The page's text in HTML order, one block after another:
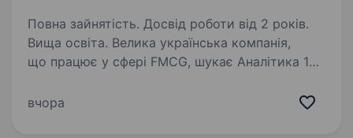
Повна зайнятість. Досвід роботи від 2 років.
Вища освіта. Велика українська компанія,
що працює у сфері FMCG, шукає Аналітика 1С.
від внутрішніх замовників Документування
вчора